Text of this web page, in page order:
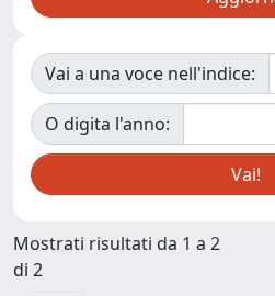
Vai a una voce nell'indice:
O digita l'anno:
Mostrati risultati da 1 a 2
di 2